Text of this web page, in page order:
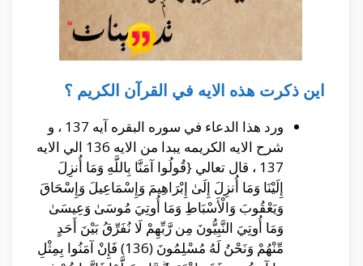
اين ذكرت هذه الايه في القرآن الكريم ؟
ورد هذا الدعاء في سوره البقره آيه 137 ، و
شرح الايه الكريمه يبدا من الايه 136 الي الايه
137 ، قال تعالي {قُولُوا آمَنَّا بِاللَّهِ وَمَا أُنزِلَ
إِلَيْنَا وَمَا أُنزِلَ إِلَىٰ إِبْرَاهِيمَ وَإِسْمَاعِيلَ وَإِسْحَاقَ
وَيَعْقُوبَ وَالْأَسْبَاطِ وَمَا أُوتِيَ مُوسَىٰ وَعِيسَىٰ
وَمَا أُوتِيَ النَّبِيُّونَ مِن رَّبِّهِمْ لَا نُفَرِّقُ بَيْنَ أَحَدٍ
مِّنْهُمْ وَنَحْنُ لَهُ مُسْلِمُونَ (136) فَإِنْ آمَنُوا بِمِثْلِ